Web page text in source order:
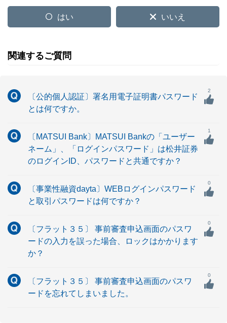
はい いいえ
関連するご質問
〔公的個人認証〕署名用電子証明書パスワード
とは何ですか。
2
〔MATSUI Bank〕MATSUI Bankの「ユーザー
ネーム」、「ログインパスワード」は松井証券
のログインID、パスワードと共通ですか？
1
〔事業性融資dayta〕WEBログインパスワード
と取引パスワードは何ですか？
0
〔フラット３５〕 事前審査申込画面のパスワ
ードの入力を誤った場合、ロックはかかります
か？
0
〔フラット３５〕 事前審査申込画面のパスワ
ードを忘れてしまいました。
0